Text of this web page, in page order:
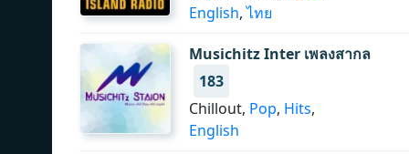
English,ไทย
Musichitz Inter เพลงสากล
183
Chillout, Pop, Hits,
English